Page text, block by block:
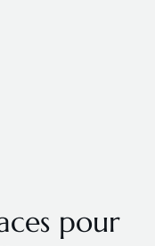
pour